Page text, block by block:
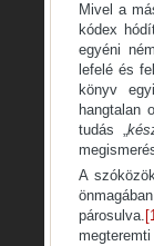
Mivel a
kódex
egyéni
lefelé és
könyv
hangtalan
tudás „
A
párosulva.